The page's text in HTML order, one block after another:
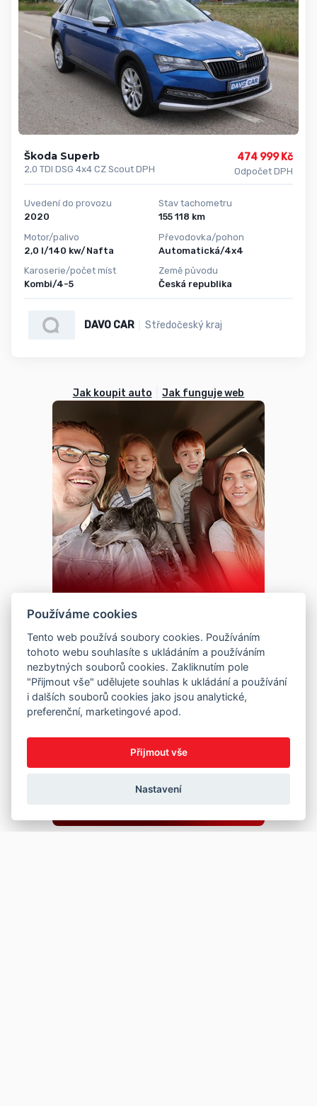
Škoda Superb
2,0 TDI DSG 4x4 CZ Scout DPH
474 999 Kč
Odpočet DPH
Uvedení do provozu
2020
Motor/palivo
2,0 l/140 kw/Nafta
Karoserie/počet míst
Kombi/4-5
Stav tachometru
155 118 km
Převodovka/pohon
Automatická/4x4
Země původu
Česká republika
DAVO CAR Středočeský kraj
Jak koupit auto Jak funguje web
Používáme cookies
Tento web používá soubory cookies. Používáním
tohoto webu souhlasíte s ukládáním a používáním
nezbytných souborů cookies. Zakliknutím pole
"Přijmout vše" udělujete souhlas k ukládání a používání
i dalších souborů cookies jako jsou analytické,
preferenční, marketingové apod.
Přijmout vše
Nastavení